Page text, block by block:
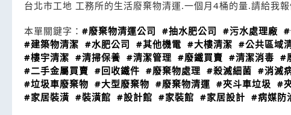
台北市工地 工務所的生活廢棄物清運.一個月4桶的量.請給我
本單關鍵字： #廢棄物清運公司 #抽水肥公司 #污水處理廠
#建築物清潔 #水肥公司 #其他機電 #大樓清潔 #公共區域
#樓宇清潔 #清掃保養 #清潔管理 #廢鐵買賣 #清潔消毒 #
#二手金屬買賣 #回收鐵件 #廢棄物處理 #殺滅細菌 #消滅
#垃圾車廢棄物 #大型廢棄物 #廢棄物清運 #夾斗車垃圾 #
#家居裝潢 #裝潢館 #設計館 #家裝館 #家居設計 #病媒防